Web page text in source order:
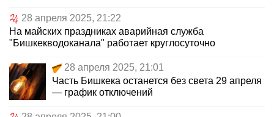
28 апреля 2025, 21:22
На майских праздниках аварийная служба
"Бишкекводоканала" работает круглосуточно
28 апреля 2025, 21:01
Часть Бишкека останется без света 29 апреля
— график отключений